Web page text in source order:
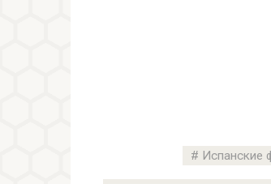
Испанские